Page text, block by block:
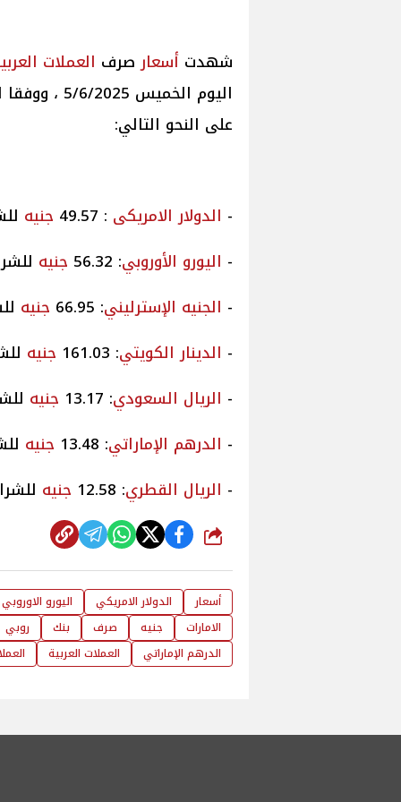
أسعارصرف العملات
اليوم الخميس 5/6/2025 ، ووفقا لما أعلنه البنك المركزي
على النحو التالي:
- الدولار الامريكى : 49.57 جنيه
- اليورو الأوروبي: 56.32 جنيه
الجنيه الإسترليني: 66.95 جنيه
الدينار الكويتي: 161.03 جنيه
الريال السعودي: 13.17 جنيه
الدرهم الإماراتي: 13.48 جنيه
الريال القطري: 12.58 جنيه
شارك
أسعار الدولار الامريكي
اليورو الاوروبي
الامارات
جنيه صرف بنك
روبي
الدرهم الإماراتي
العملات العربية